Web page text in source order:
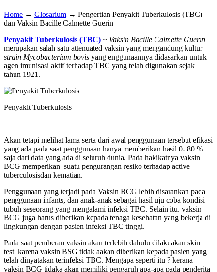
Home → Glosarium → Pengertian Penyakit Tuberkulosis (TBC)
dan Vaksin Bacille Calmette Guerin
Penyakit Tuberkulosis (TBC) ~ Vaksin Bacille Calmette Guerin
merupakan salah satu attenuated vaksin yang mengandung kultur
strain Mycobacterium bovis yang enggunaannya didasarkan untuk
agen imunisasi aktif terhadap TBC yang telah digunakan sejak
tahun 1921.
Penyakit Tuberkulosis
Akan tetapi melihat lama serta dari awal penggunaan tersebut efikasi
yang ada pada saat penggunaan hanya memberikan hasil 0- 80 %
saja dari data yang ada di seluruh dunia. Pada hakikatnya vaksin
BCG memperikan suatu pengurangan resiko terhadap active
tuberculosisdan kematian.
Penggunaan yang terjadi pada Vaksin BCG lebih disarankan pada
penggunaan infants, dan anak-anak sebagai hasil uju coba kondisi
tubuh seseorang yang mengalami infeksi TBC. Selain itu, vaksin
BCG juga harus diberikan kepada tenaga kesehatan yang bekerja di
lingkungan dengan pasien infeksi TBC tinggi.
Pada saat pemberan vaksin akan terlebih dahulu dilakuakan skin
test, karena vaksin BSG tidak aakan diberikan kepada pasien yang
telah dinyatakan terinfeksi TBC. Mengapa seperti itu ? kerana
vaksin BCG tidaka akan memiliki pengaruh apa-apa pada penderita